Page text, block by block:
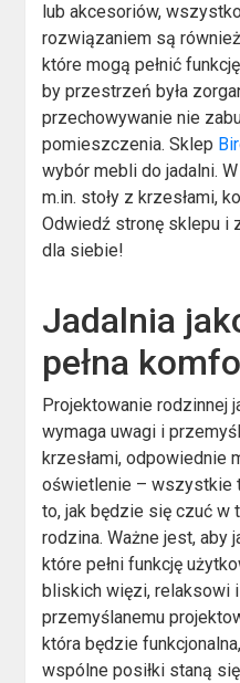
lub akcesoriów,
rozwiązaniem są
które mogą pełnić
by przestrzeń była
przechowywanie nie
pomieszczenia. Sklep
wybór mebli do jadalni.
m.in. stoły z krzesłami,
Odwiedź stronę sklepu i
dla siebie!
Jadalnia
pełna
Projektowanie rodzinnej
wymaga uwagi i
krzesłami, odpowiednie
oświetlenie – wszystkie
to, jak będzie się czuć w
rodzina. Ważne jest, aby
które pełni funkcję
bliskich więzi, relaksowi
przemyślanemu
która będzie
wspólne posiłki staną